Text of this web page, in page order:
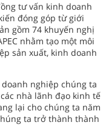
tư vấn kinh doanh
đóng góp từ giới
gồm 74 khuyến nghị
nhằm tạo một môi
sản xuất, kinh doanh
doanh nghiệp chúng ta
nhà lãnh đạo kinh tế
lại cho chúng ta năm
ta trở thành thành